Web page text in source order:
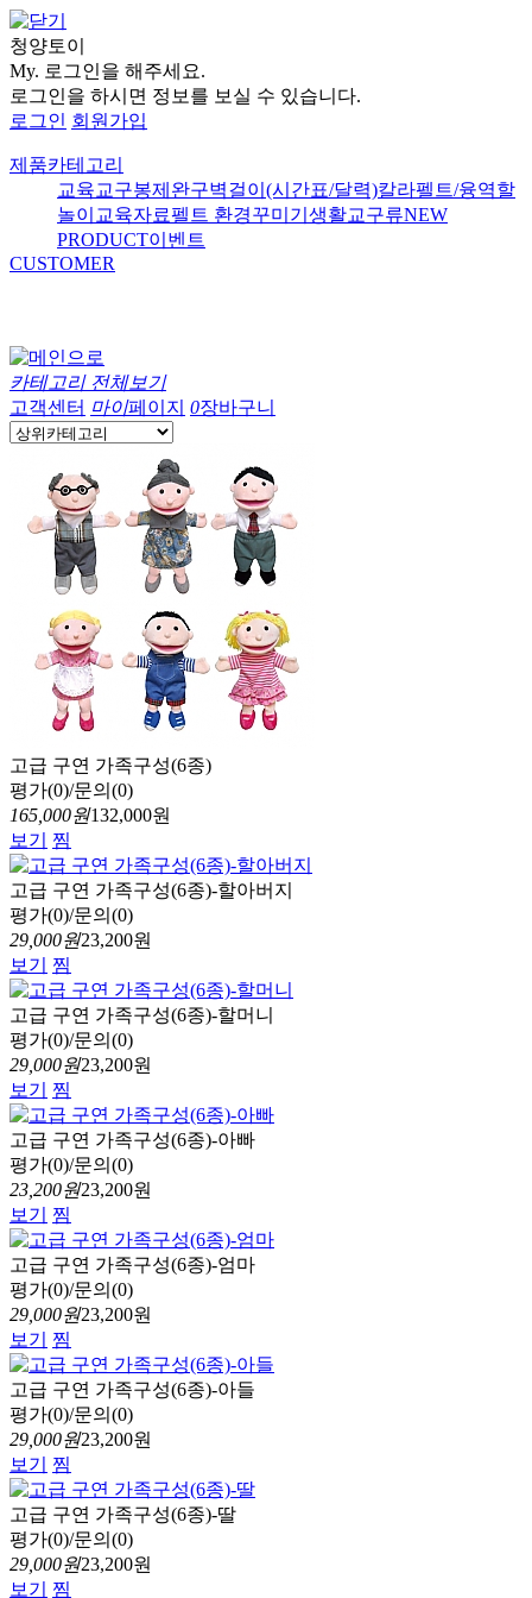
청양토이
My. 로그인을 해주세요.
로그인을 하시면 정보를 보실 수 있습니다.
로그인 회원가입
제품카테고리
교육교구봉제완구벽걸이(시간표/달력)칼라펠트/융역할
놀이 교육자료펠트 환경꾸미기 생활교구류NEW
PRODUCT이벤트
CUSTOMER
카테고리 전체보기
고객센터 마이페이지 0장바구니
고급 구연 가족구성(6종)
평가(0)/문의(0)
165,000원132,000원
보기
찜
고급 구연 가족구성(6종)-할아버지
평가(0)/문의(0)
29,000원23,200원
보기
찜
고급 구연 가족구성(6종)-할머니
평가(0)/문의(0)
29,000원23,200원
보기
찜
고급 구연 가족구성(6종)-아빠
평가(0)/문의(0)
23,200원23,200원
보기
찜
고급 구연 가족구성(6종)-엄마
평가(0)/문의(0)
29,000원23,200원
보기
찜
고급 구연 가족구성(6종)-아들
평가(0)/문의(0)
29,000원23,200원
보기
찜
고급 구연 가족구성(6종)-딸
평가(0)/문의(0)
29,000원23,200원
보기
찜